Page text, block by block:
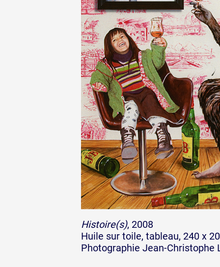
Actions
Documentation
Visites d'ateliers
Production vidéo
Formation
Événements
1% œuvres
public
Histoire(s), 2008
Huile sur toile, tableau, 240 x
Photographie Jean-Christophe